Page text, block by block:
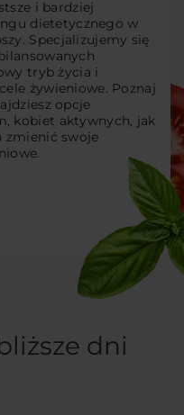
i bardziej
dietetycznego w
Specjalizujemy się
tryb życia i
żywieniowe. Poznaj
opcje
kobiet aktywnych, jak
zmienić swoje
dni